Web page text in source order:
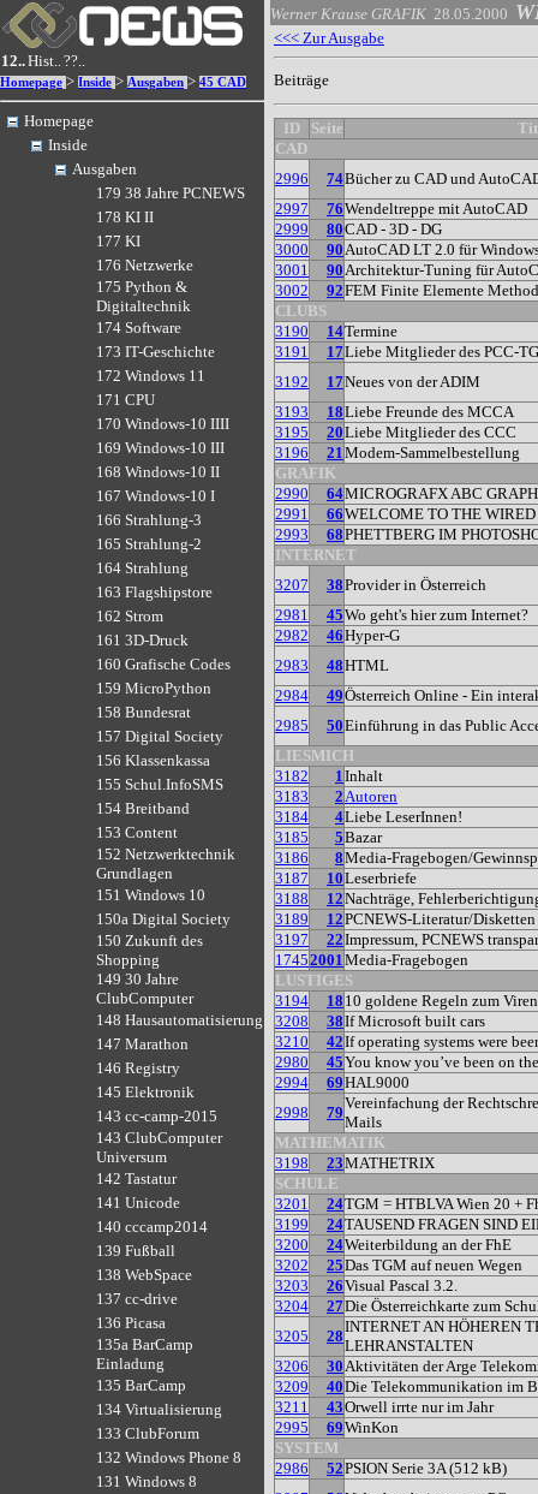
12..Hist..??..
Homepage > Inside > Ausgaben > 45 CAD
Homepage
Inside
Ausgaben
179 38 Jahre PCNEWS
178 KI II
177 KI
176 Netzwerke
175 Python &
Digitaltechnik
174 Software
173 IT-Geschichte
172 Windows 11
171 CPU
170 Windows-10 IIII
169 Windows-10 III
168 Windows-10 II
167 Windows-10 I
166 Strahlung-3
165 Strahlung-2
164 Strahlung
163 Flagshipstore
162 Strom
161 3D-Druck
160 Grafische Codes
159 MicroPython
158 Bundesrat
157 Digital Society
156 Klassenkassa
155 Schul.InfoSMS
154 Breitband
153 Content
152 Netzwerktechnik
Grundlagen
151 Windows 10
150a Digital Society
150 Zukunft des
Shopping
149 30 Jahre
ClubComputer
148 Hausautomatisierung
147 Marathon
146 Registry
145 Elektronik
143 cc-camp-2015
143 ClubComputer
Universum
142 Tastatur
141 Unicode
140 cccamp2014
139 Fußball
138 WebSpace
137 cc-drive
136 Picasa
135a BarCamp
Einladung
135 BarCamp
134 Virtualisierung
133 ClubForum
132 Windows Phone 8
131 Windows 8
Werner Krause GRAFIK 28.05.2000
<<< Zur Ausgabe
Beiträge
ID Seite
CAD
2996
74Bücher zu CAD und
2997
76Wendeltreppe mit AutoCAD
2999
80CAD - 3D - DG
3000
90AutoCAD LT 2.0 für
3001
90Architektur-Tuning für
3002
92FEM Finite Elemente
CLUBS
3190
14Termine
3191
17Liebe Mitglieder des PCC-
3192
17Neues von der ADIM
3193
18Liebe Freunde des MCCA
3195
20Liebe Mitglieder des CCC
3196
21Modem-Sammelbestellung
GRAFIK
2990
64MICROGRAFX ABC
2991
66WELCOME TO THE
2993
68PHETTBERG IM
INTERNET
3207
38Provider in Österreich
2981
45Wo geht's hier zum Internet?
2982
46Hyper-G
2983
48HTML
2984
49Österreich Online - Ein
2985
50Einführung in das Public
LIESMICH
3182
1Inhalt
3183
2Autoren
3184
4Liebe LeserInnen!
3185
5Bazar
3186
8Media-Fragebogen/
3187
10Leserbriefe
3188
12Nachträge,
3189
12PCNEWS-Literatur/Disketten
3197
22Impressum, PCNEWS
17452001Media-Fragebogen
LUSTIGES
3194
18 10 goldene Regeln zum
3208
38If Microsoft built cars
3210
42If operating systems were
2980
45You know you’ve been on
2994
69HAL9000
2998
79
Vereinfachung der
Mails
MATHEMATIK
3198
23MATHETRIX
SCHULE
3201
24TGM = HTBLVA Wien 20 +
3199
24TAUSEND FRAGEN SIND
3200
24Weiterbildung an der FhE
3202
25Das TGM auf neuen Wegen
3203
26Visual Pascal 3.2.
3204
27Die Österreichkarte zum
3205
28
INTERNET AN HÖHEREN
LEHRANSTALTEN
3206
30Aktivitäten der Arge
3209
40Die Telekommunikation im
3211
43Orwell irrte nur im Jahr
2995
69WinKon
SYSTEM
2986
52PSION Serie 3A (512 kB)